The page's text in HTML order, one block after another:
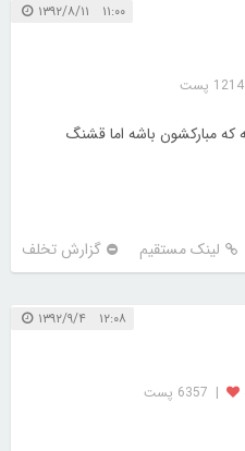
۱۱:۰۰ ۱۳۹۲/۸/۱۱
1214 پست
که مبارکشون باشه اما قشنگ
لینک مستقیم گزارش تخلف
۱۲:۰۸ ۱۳۹۲/۹/۴
| 6357 پست